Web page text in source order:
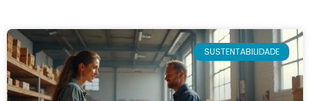
SUSTENTABILIDADE